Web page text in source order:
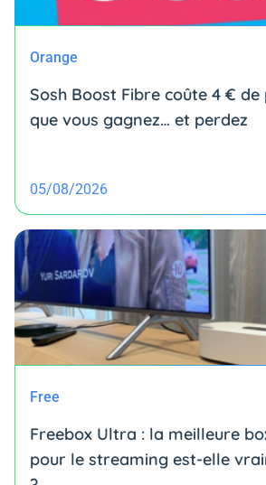
Orange
Sosh Boost Fibre coûte 4 € de
que vous gagnez… et perdez
05/08/2026
Free
Freebox Ultra : la meilleure
pour le streaming est-elle